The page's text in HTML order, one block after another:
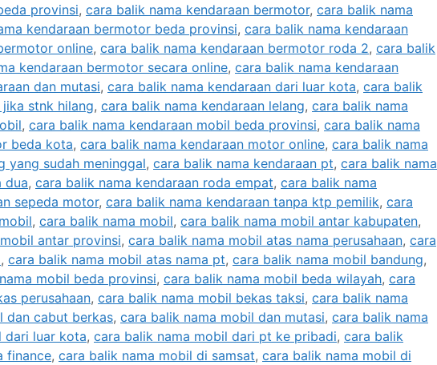
provinsi, cara balik nama kendaraan bermotor, cara balik nama
kendaraan bermotor beda provinsi, cara balik nama kendaraan
online, cara balik nama kendaraan bermotor roda 2, cara balik
kendaraan bermotor secara online, cara balik nama kendaraan
dan mutasi, cara balik nama kendaraan dari luar kota, cara balik
stnk hilang, cara balik nama kendaraan lelang, cara balik nama
, cara balik nama kendaraan mobil beda provinsi, cara balik nama
beda kota, cara balik nama kendaraan motor online, cara balik nama
yang sudah meninggal, cara balik nama kendaraan pt, cara balik nama
dua, cara balik nama kendaraan roda empat, cara balik nama
sepeda motor, cara balik nama kendaraan tanpa ktp pemilik, cara
, cara balik nama mobil, cara balik nama mobil antar kabupaten,
antar provinsi, cara balik nama mobil atas nama perusahaan, cara
, cara balik nama mobil atas nama pt, cara balik nama mobil bandung,
mobil beda provinsi, cara balik nama mobil beda wilayah, cara
perusahaan, cara balik nama mobil bekas taksi, cara balik nama
dan cabut berkas, cara balik nama mobil dan mutasi, cara balik nama
dari luar kota, cara balik nama mobil dari pt ke pribadi, cara balik
finance, cara balik nama mobil di samsat, cara balik nama mobil di